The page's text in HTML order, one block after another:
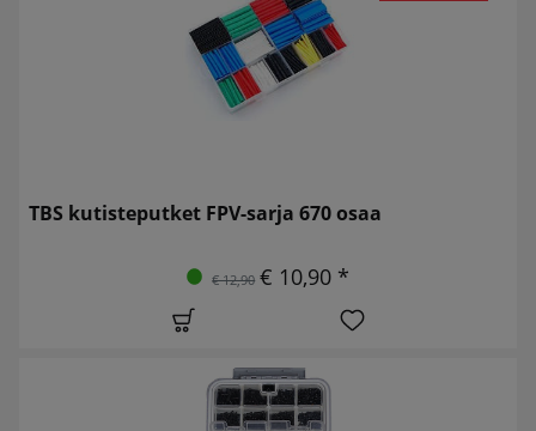
TBS kutisteputket FPV-sarja 670 osaa
€ 12,90 € 10,90 *